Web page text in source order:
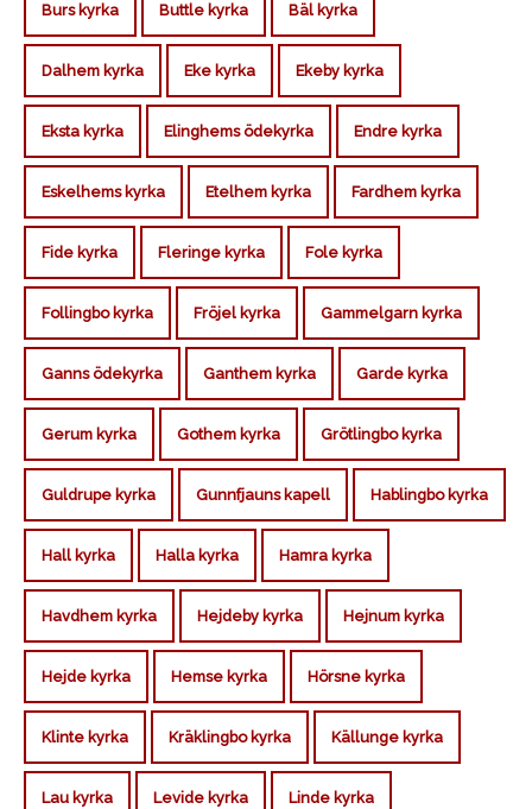
Burs kyrka Buttle kyrka Bäl kyrka
Dalhem kyrka Eke kyrka Ekeby kyrka
Eksta kyrka Elinghems ödekyrka Endre kyrka
Eskelhems kyrka Etelhem kyrka Fardhem kyrka
Fide kyrka Fleringe kyrka Fole kyrka
Follingbo kyrka Fröjel kyrka Gammelgarn kyrka
Ganns ödekyrka Ganthem kyrka Garde kyrka
Gerum kyrka Gothem kyrka Grötlingbo kyrka
Guldrupe kyrka Gunnfjauns kapell Hablingbo kyrka
Hall kyrka Halla kyrka Hamra kyrka
Havdhem kyrka Hejdeby kyrka Hejnum kyrka
Hejde kyrka Hemse kyrka Hörsne kyrka
Klinte kyrka Kräklingbo kyrka Källunge kyrka
Lau kyrka Levide kyrka Linde kyrka